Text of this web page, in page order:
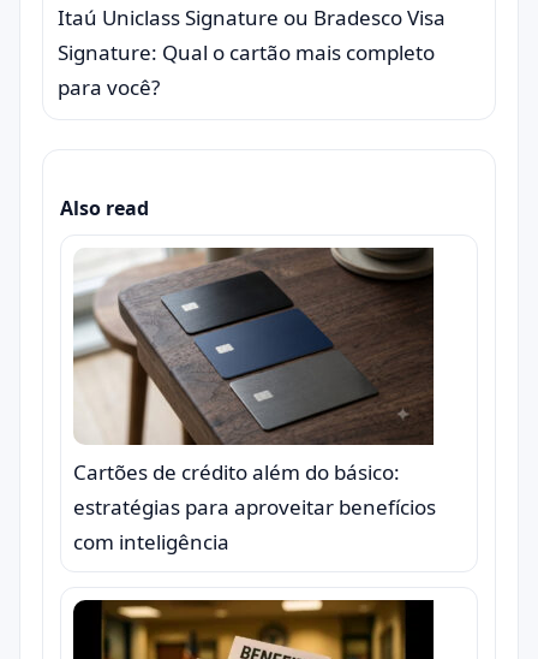
Itaú Uniclass Signature ou Bradesco Visa
Signature: Qual o cartão mais completo
para você?
Also read
Cartões de crédito além do básico:
estratégias para aproveitar benefícios
com inteligência